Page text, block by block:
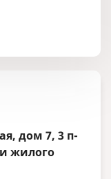
дом 7, 3 п-
жилого